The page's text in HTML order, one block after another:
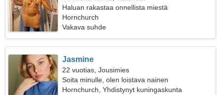
Haluan rakastaa onnellista miestä
Hornchurch
Vakava suhde
Jasmine
22 vuotias, Jousimies
Soita minulle, olen loistava nainen
Hornchurch, Yhdistynyt kuningaskunta